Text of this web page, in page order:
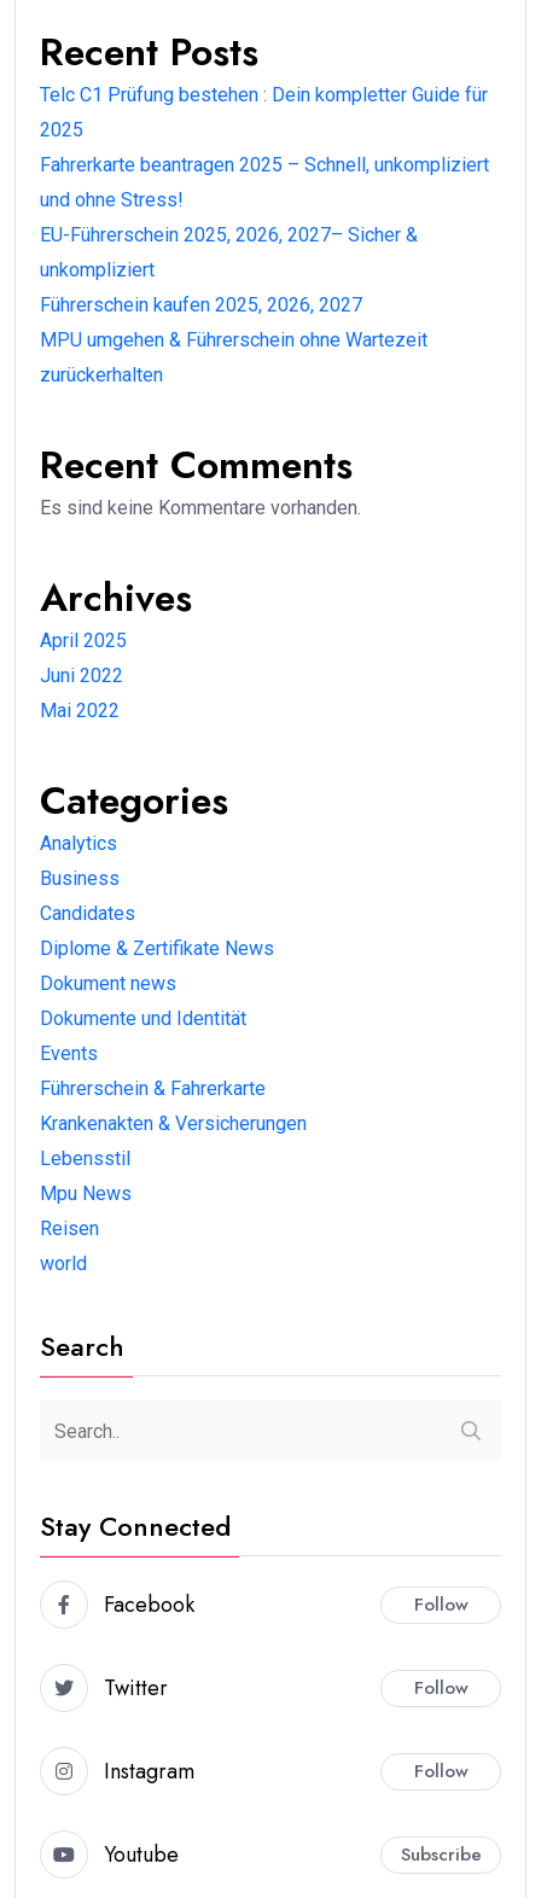
Recent Posts
Telc C1 Prüfung bestehen : Dein kompletter Guide für
2025
Fahrerkarte beantragen 2025 – Schnell, unkompliziert
und ohne Stress!
EU-Führerschein 2025, 2026, 2027– Sicher &
unkompliziert
Führerschein kaufen 2025, 2026, 2027
MPU umgehen & Führerschein ohne Wartezeit
zurückerhalten
Recent Comments
Es sind keine Kommentare vorhanden.
Archives
April 2025
Juni 2022
Mai 2022
Categories
Analytics
Business
Candidates
Diplome & Zertifikate News
Dokument news
Dokumente und Identität
Events
Führerschein & Fahrerkarte
Krankenakten & Versicherungen
Lebensstil
Mpu News
Reisen
world
Search
Stay Connected
Facebook Follow
Twitter Follow
Instagram Follow
Youtube Subscribe